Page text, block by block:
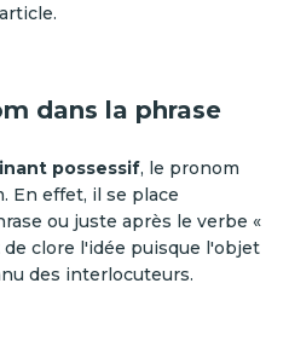
dans la phrase
possessif, le pronom
En effet, il se place
ou juste après le verbe «
de clore l'idée puisque l'objet
des interlocuteurs.